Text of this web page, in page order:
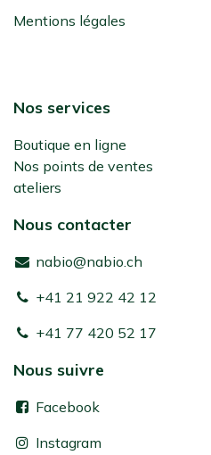
Mentions légales
Nos services
Boutique en ligne
Nos points de ventes
ateliers
Nous contacter
nabio@nabio.ch
+41 21 922 42 12
+41 77 420 52 17
Nous suivre
Facebook
Instagram